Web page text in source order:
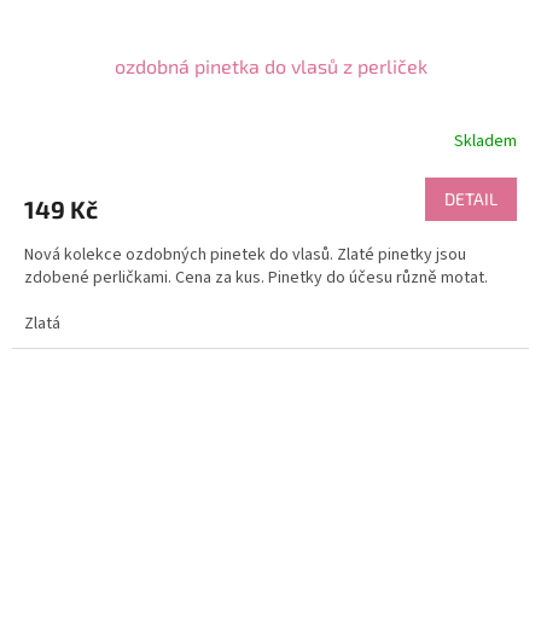
ozdobná pinetka do vlasů z perliček
Skladem
149 Kč DETAIL
Nová kolekce ozdobných pinetek do vlasů. Zlaté pinetky jsou
zdobené perličkami. Cena za kus. Pinetky do účesu různě motat.
Zlatá